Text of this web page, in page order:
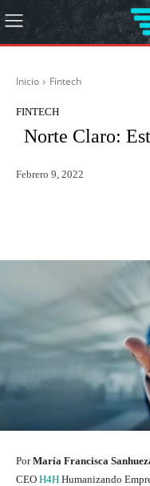
Inicio Fintech
FINTECH
Norte Claro:
Febrero 9, 2022
PorMaría Francisca
CEO H4H Humanizando